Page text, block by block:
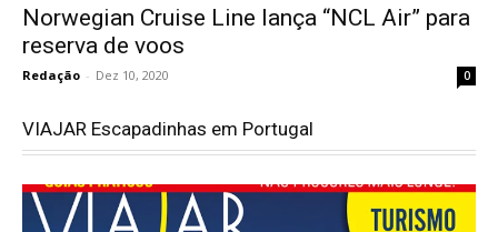
Norwegian Cruise Line lança “NCL Air” para
reserva de voos
Redação - Dez 10, 2020 0
VIAJAR Escapadinhas em Portugal